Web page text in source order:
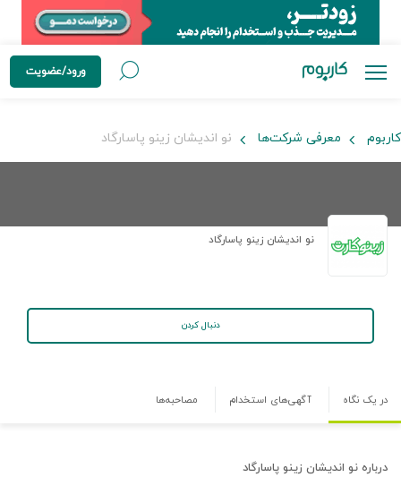
ورود/عضویت
کاربوم معرفی شرکت‌ها نو اندیشان زینو پاسارگاد
نو اندیشان زینو پاسارگاد
دنبال کردن
در یک نگاه آگهی‌های استخدام مصاحبه‌ها
درباره نو اندیشان زینو پاسارگاد